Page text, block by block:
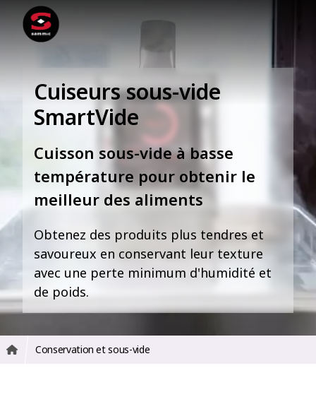
Cuiseurs sous-vide
SmartVide
Cuisson sous-vide à basse
température pour obtenir le
meilleur des aliments
Obtenez des produits plus tendres et
savoureux en conservant leur texture
avec une perte minimum d'humidité et
de poids.
Conservation et sous-vide